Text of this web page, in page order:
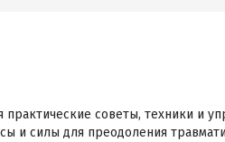
практические советы, техники и
и силы для преодоления